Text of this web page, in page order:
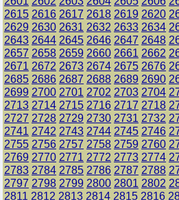
2615 2616 2617 2618 2619 2620
2629 2630 2631 2632 2633 2634
2643 2644 2645 2646 2647 2648
2657 2658 2659 2660 2661 2662
2671 2672 2673 2674 2675 2676
2685 2686 2687 2688 2689 2690
2699 2700 2701 2702 2703 2704
2713 2714 2715 2716 2717 2718
2727 2728 2729 2730 2731 2732
2741 2742 2743 2744 2745 2746
2755 2756 2757 2758 2759 2760
2769 2770 2771 2772 2773 2774
2783 2784 2785 2786 2787 2788
2797 2798 2799 2800 2801 2802
2811 2812 2813 2814 2815 2816